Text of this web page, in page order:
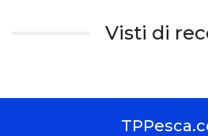
Visti di